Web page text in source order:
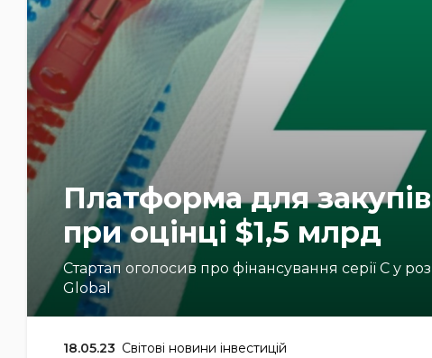
Платформа для
при оцінці $1,5 млрд
Стартап оголосив про фінансування серії C у
Global
18.05.23 Світові новини інвестицій